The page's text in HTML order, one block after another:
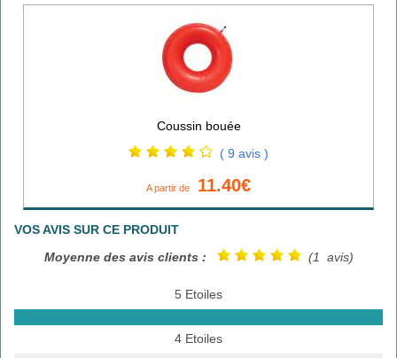
Coussin bouée
( 9 avis )
A partir de 11.40€
VOS AVIS SUR CE PRODUIT
Moyenne des avis clients :
(1 avis)
5 Etoiles
4 Etoiles